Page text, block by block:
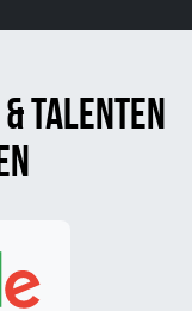
Talenten